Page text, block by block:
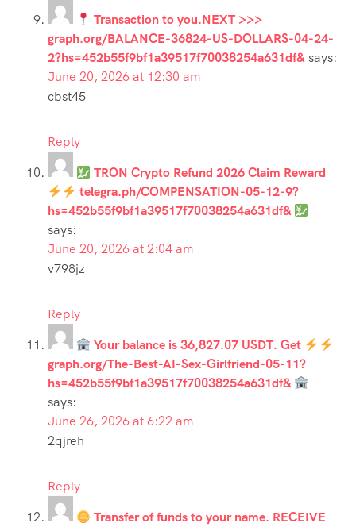
Transaction to you.NEXT >>>
graph.org/BALANCE-36824-US-DOLLARS-04-24-
2?hs=452b55f9bf1a39517f70038254a631df&says:
June 20, 2026 at 12:30 am
cbst45
Reply
TRON Crypto Refund 2026 Claim Reward
telegra.ph/COMPENSATION-05-12-9?
hs=452b55f9bf1a39517f70038254a631df&
says:
June 20, 2026 at 2:04 am
v798jz
Reply
Your balance is 36,827.07 USDT. Get
graph.org/The-Best-AI-Sex-Girlfriend-05-11?
hs=452b55f9bf1a39517f70038254a631df&
says:
June 26, 2026 at 6:22 am
2qjreh
Reply
Transfer of funds to your name. RECEIVE